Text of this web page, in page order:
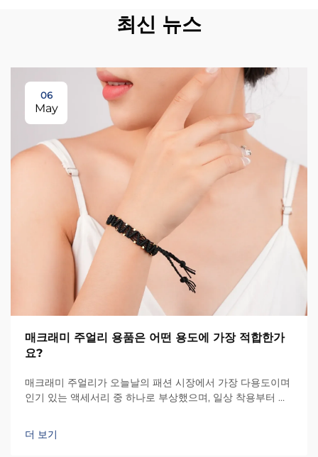
최신 뉴스
06
May
매크래미 주얼리 용품은 어떤 용도에 가장 적합한가
요?
매크래미 주얼리가 오늘날의 패션 시장에서 가장 다용도이며
인기 있는 액세서리 중 하나로 부상했으며, 일상 착용부터 특
도가 최적화되어 있는지 이해하는 것은...
더 보기